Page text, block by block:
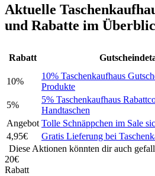
Aktuelle
und Rabatte im
Rabatt
10%
10% Taschenkaufhaus
Produkte
5%
5% Taschenkaufhaus
Handtaschen
Angebot Tolle Schnäppchen im Sale
4,95€
Gratis Lieferung bei
Diese Aktionen könnten dir auch
20€
Rabatt